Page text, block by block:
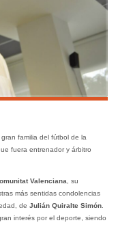
familia del fútbol de la
fuera entrenador y árbitro
Valenciana , su
más sentidas condolencias
de Julián Quiralte Simón.
interés por el deporte, siendo